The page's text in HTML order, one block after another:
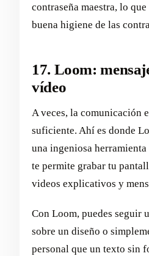
contraseña maestra, lo
buena higiene de las
17. Loom:
vídeo
A veces, la comunicación
suficiente. Ahí es donde
una ingeniosa
te permite grabar tu
videos explicativos y
Con Loom, puedes seguir
sobre un diseño o
personal que un texto sin